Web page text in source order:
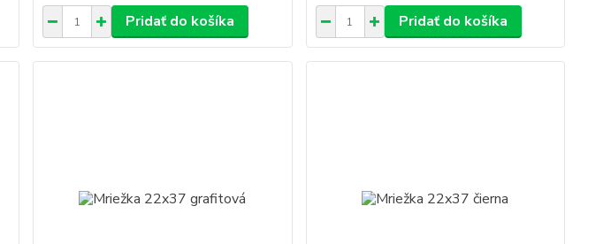
Pridať do košíka Pridať do košíka